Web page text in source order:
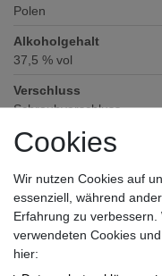
Polen
Alkoholgehalt
37,5 % vol
Verschluss
Schraubverschluss
Zutaten / Allergene
Hersteller / Importeur
STOCK SPIRITS GmbH
Hamburg
Cookies
Wir nutzen Cookies auf
essenziell, während
Erfahrung zu
verwendeten Cookies
hier: